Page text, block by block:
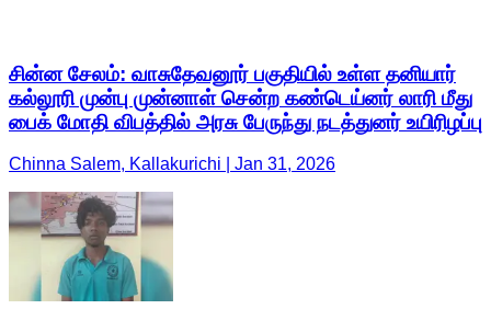
சின்ன சேலம்: வாசுதேவனூர் பகுதியில் உள்ள தனியார்
கல்லூரி முன்பு முன்னாள் சென்ற கண்டெய்னர் லாரி மீது
பைக் மோதி விபத்தில் அரசு பேருந்து நடத்துனர் உயிரிழப்பு
Chinna Salem, Kallakurichi | Jan 31, 2026